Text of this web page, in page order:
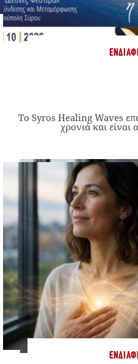
Το Syros Healing Waves
χρονιά και είναι